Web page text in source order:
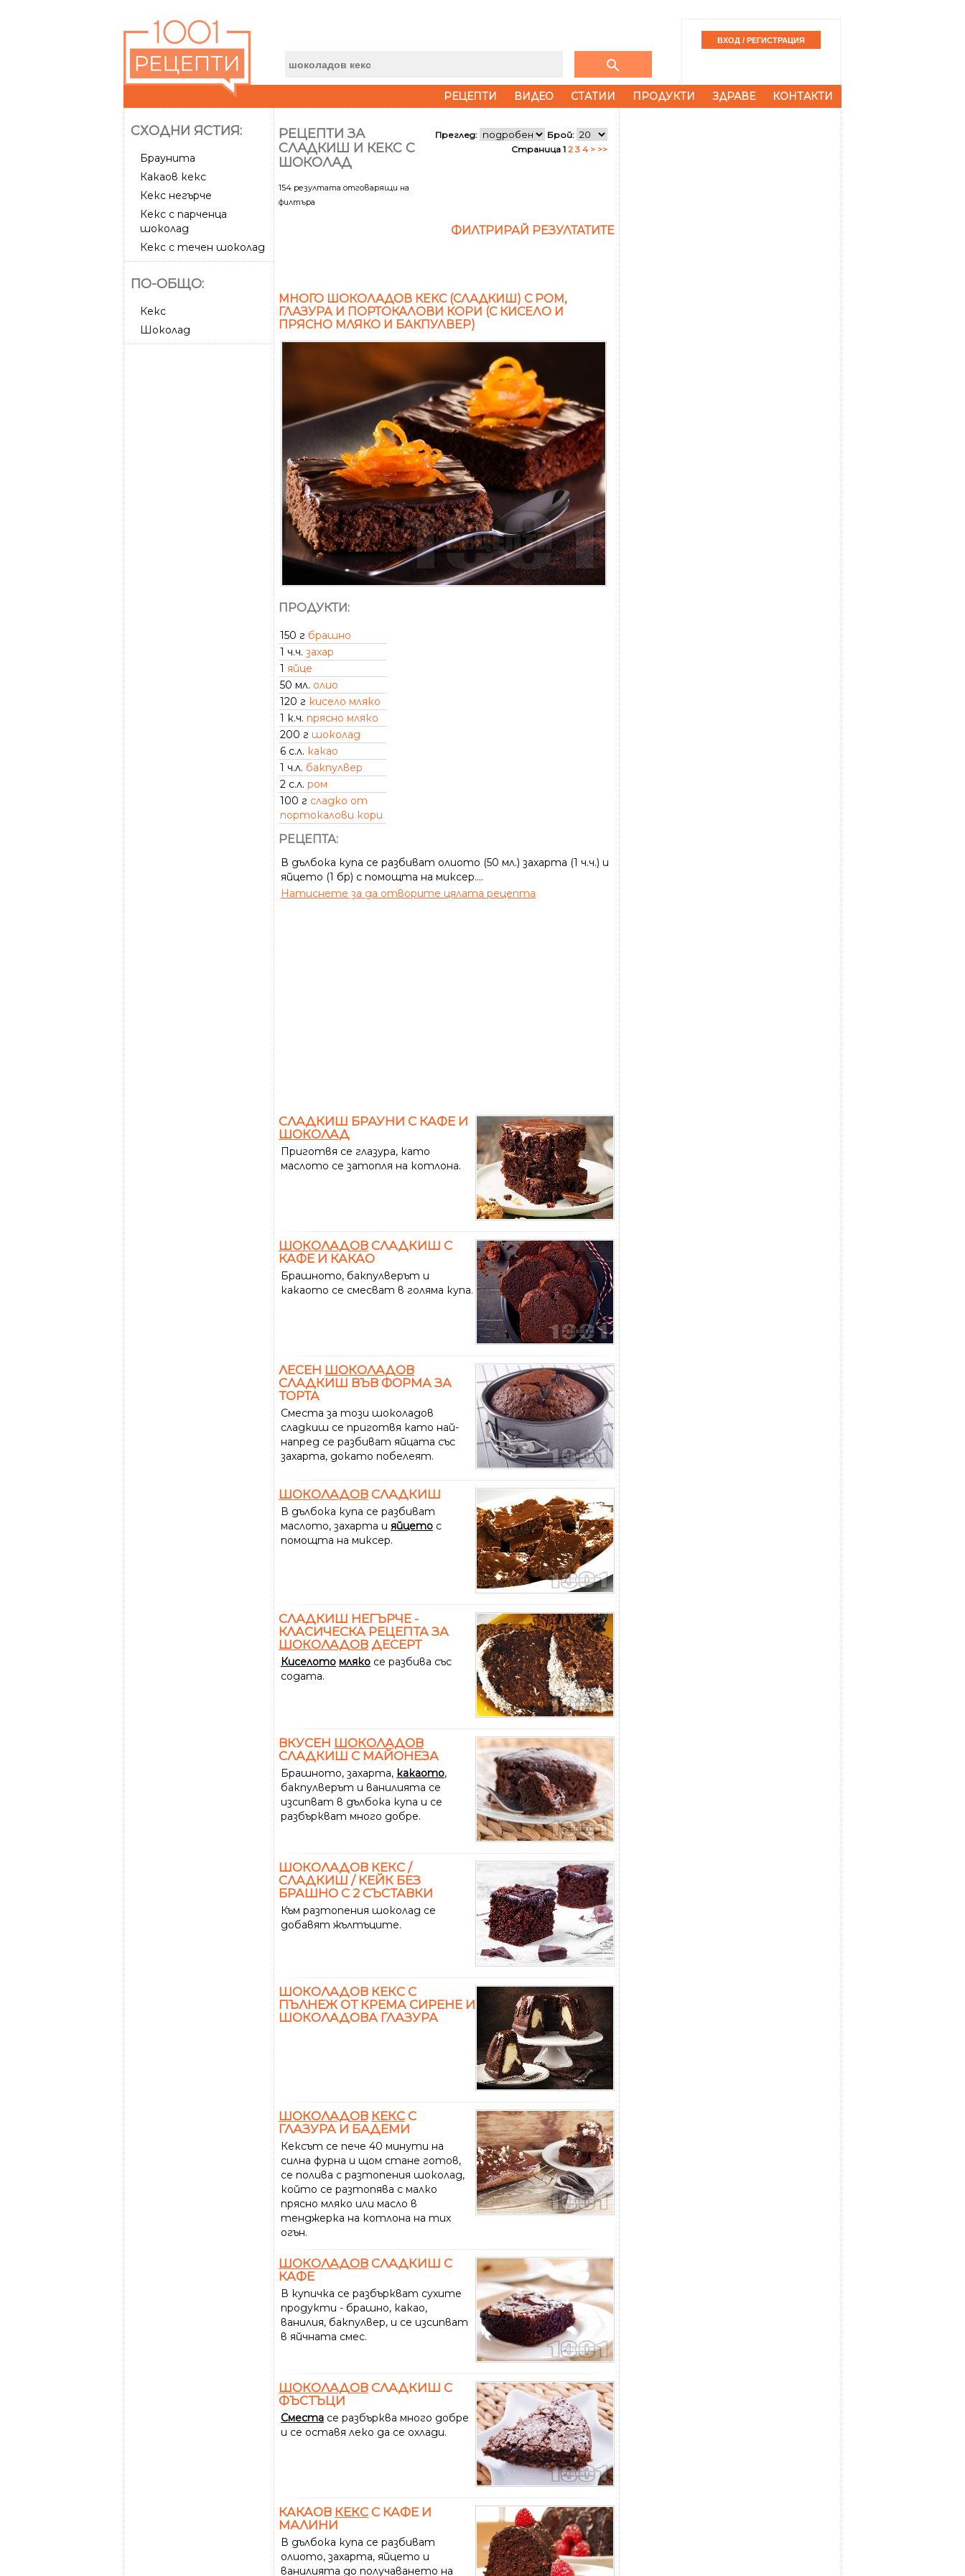
search
РЕЦЕПТИ ВИДЕО СТАТИИ ПРОДУКТИ ЗДРАВЕ КОНТАКТИ
СХОДНИ ЯСТИЯ:
Браунита
Какаов кекс
Кекс негърче
Кекс с парченца
шоколад
Кекс с течен шоколад
ПО-ОБЩО:
Кекс
Шоколад
РЕЦЕПТИ ЗА
СЛАДКИШ И КЕКС С
ШОКОЛАД
154 резултата отговарящи на
филтъра
Преглед:
Брой:
Страница 1 2 3 4 > >>
ФИЛТРИРАЙ РЕЗУЛТАТИТЕ
МНОГО ШОКОЛАДОВ КЕКС (СЛАДКИШ) С РОМ,
ГЛАЗУРА И ПОРТОКАЛОВИ КОРИ (С КИСЕЛО И
ПРЯСНО МЛЯКО И БАКПУЛВЕР)
ПРОДУКТИ:
150 г брашно
1 ч.ч. захар
1 яйце
50 мл. олио
120 г кисело мляко
1 к.ч. прясно мляко
200 г шоколад
6 с.л. какао
1 ч.л. бакпулвер
2 с.л. ром
100 г сладко от
портокалови кори
РЕЦЕПТА:
В дълбока купа се разбиват олиото (50 мл.) захарта (1 ч.ч.) и
яйцето (1 бр) с помощта на миксер....
Натиснете за да отворите цялата рецепта
СЛАДКИШ БРАУНИ С КАФЕ И
ШОКОЛАД
Приготвя се глазура, като
маслото се затопля на котлона.
ШОКОЛАДОВ СЛАДКИШ С
КАФЕ И КАКАО
Брашното, бакпулверът и
какаото се смесват в голяма купа.
ЛЕСЕН ШОКОЛАДОВ
СЛАДКИШ ВЪВ ФОРМА ЗА
ТОРТА
Сместа за този шоколадов
сладкиш се приготвя като най-
напред се разбиват яйцата със
захарта, докато побелеят.
ШОКОЛАДОВ СЛАДКИШ
В дълбока купа се разбиват
маслото, захарта и яйцето с
помощта на миксер.
СЛАДКИШ НЕГЪРЧЕ -
КЛАСИЧЕСКА РЕЦЕПТА ЗА
ШОКОЛАДОВ ДЕСЕРТ
Киселото мляко се разбива със
содата.
ВКУСЕН ШОКОЛАДОВ
СЛАДКИШ С МАЙОНЕЗА
Брашното, захарта, какаото,
бакпулверът и ванилията се
изсипват в дълбока купа и се
разбъркват много добре.
ШОКОЛАДОВ КЕКС /
СЛАДКИШ / КЕЙК БЕЗ
БРАШНО С 2 СЪСТАВКИ
Към разтопения шоколад се
добавят жълтъците.
ШОКОЛАДОВ КЕКС С
ПЪЛНЕЖ ОТ КРЕМА СИРЕНЕ И
ШОКОЛАДОВА ГЛАЗУРА
ШОКОЛАДОВ КЕКС С
ГЛАЗУРА И БАДЕМИ
Кексът се пече 40 минути на
силна фурна и щом стане готов,
се полива с разтопения шоколад,
който се разтопява с малко
прясно мляко или масло в
тенджерка на котлона на тих
огън.
ШОКОЛАДОВ СЛАДКИШ С
КАФЕ
В купичка се разбъркват сухите
продукти - брашно, какао,
ванилия, бакпулвер, и се изсипват
в яйчната смес.
ШОКОЛАДОВ СЛАДКИШ С
ФЪСТЪЦИ
Сместа се разбърква много добре
и се оставя леко да се охлади.
КАКАОВ КЕКС С КАФЕ И
МАЛИНИ
В дълбока купа се разбиват
олиото, захарта, яйцето и
ванилията до получаването на